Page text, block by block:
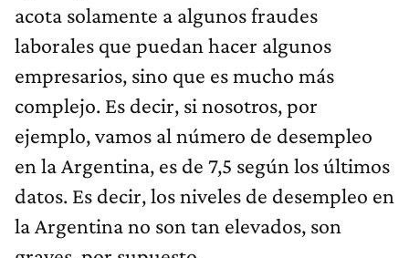
acota solamente a algunos fraudes
laborales que puedan hacer algunos
empresarios, sino que es mucho más
complejo. Es decir, si nosotros, por
ejemplo, vamos al número de desempleo
en la Argentina, es de 7,5 según los últimos
datos. Es decir, los niveles de desempleo en
la Argentina no son tan elevados, son